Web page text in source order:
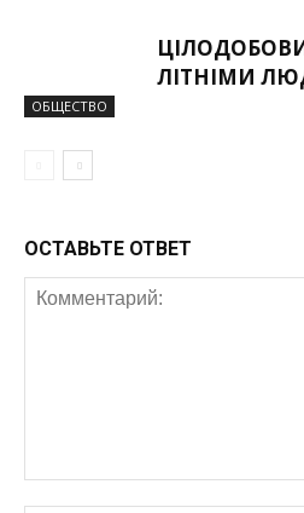
ОБЩЕСТВО
ЛІТНІМИ
ОСТАВЬТЕ ОТВЕТ